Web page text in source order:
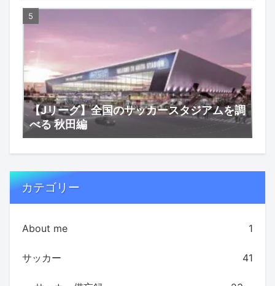
【Jリーグ】全国のサッカースタジアムを調
べる 秋田編
カテゴリー
About me 1
サッカー 41